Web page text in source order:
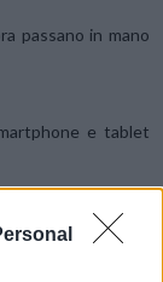
passano in mano
e tablet